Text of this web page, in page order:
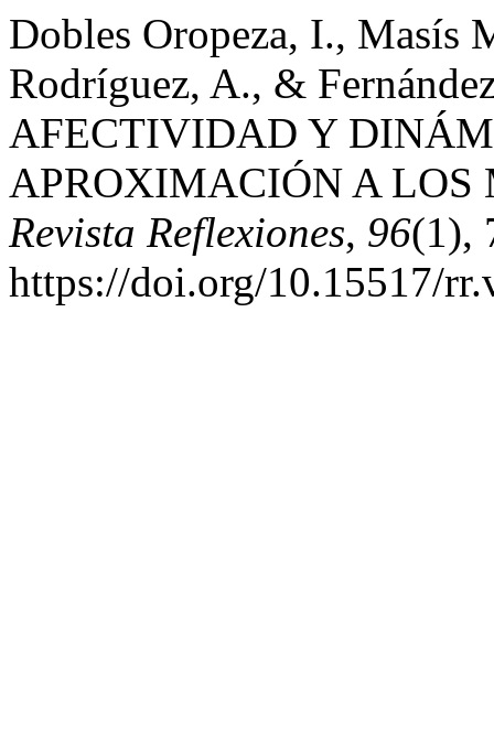
Dobles Oropeza, I., Masís
Rodríguez, A., &
AFECTIVIDAD Y
APROXIMACIÓN A LOS
Revista Reflexiones, 96(1),
https://doi.org/10.15517/